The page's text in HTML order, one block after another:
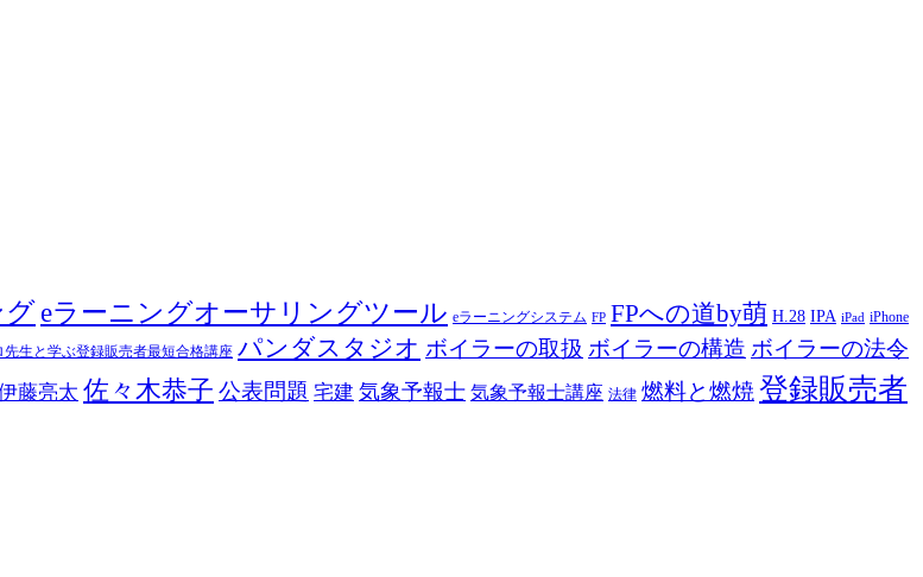
グ eラーニングオーサリングツール eラーニングシステム FP FPへの道by萌 H.28 IPA iPad iPhone
先生と学ぶ登録販売者最短合格講座 パンダスタジオ ボイラーの取扱 ボイラーの構造 ボイラーの法令
藤亮太 佐々木恭子 公表問題 宅建 気象予報士 気象予報士講座 法律 燃料と燃焼 登録販売者